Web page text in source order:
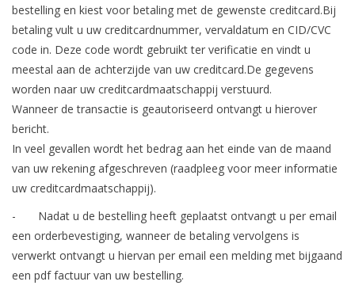
bestelling en kiest voor betaling met de gewenste creditcard.Bij
betaling vult u uw creditcardnummer, vervaldatum en CID/CVC
code in. Deze code wordt gebruikt ter verificatie en vindt u
meestal aan de achterzijde van uw creditcard.De gegevens
worden naar uw creditcardmaatschappij verstuurd.
Wanneer de transactie is geautoriseerd ontvangt u hierover
bericht.
In veel gevallen wordt het bedrag aan het einde van de maand
van uw rekening afgeschreven (raadpleeg voor meer informatie
uw creditcardmaatschappij).
- Nadat u de bestelling heeft geplaatst ontvangt u per email
een orderbevestiging, wanneer de betaling vervolgens is
verwerkt ontvangt u hiervan per email een melding met bijgaand
een pdf factuur van uw bestelling.